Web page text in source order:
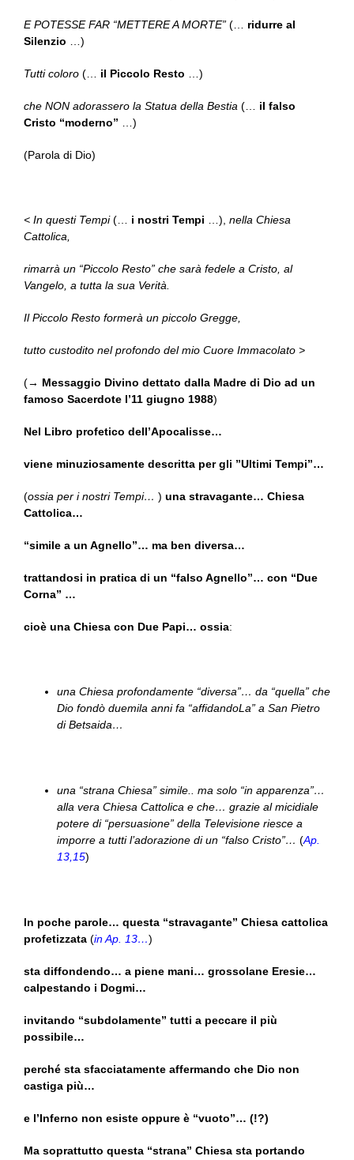
E POTESSE FAR “METTERE A MORTE” (… ridurre al
Silenzio …)
Tutti coloro (… il Piccolo Resto …)
che NON adorassero la Statua della Bestia (… il falso
Cristo “moderno” …)
(Parola di Dio)
< In questi Tempi(… i nostri Tempi …), nella Chiesa
Cattolica,
rimarrà un “Piccolo Resto” che sarà fedele a Cristo, al
Vangelo, a tutta la sua Verità.
Il Piccolo Resto formerà un piccolo Gregge,
tutto custodito nel profondo del mio Cuore Immacolato >
(→ Messaggio Divino dettato dalla Madre di Dio ad un
famoso Sacerdote l’11 giugno 1988)
Nel Libro profetico dell’Apocalisse…
viene minuziosamente descritta per gli ”Ultimi Tempi”…
(ossia per i nostri Tempi… ) una stravagante… Chiesa
Cattolica…
“simile a un Agnello”… ma ben diversa…
trattandosi in pratica di un “falso Agnello”… con “Due
Corna” …
cioè una Chiesa con Due Papi… ossia:
una Chiesa profondamente “diversa”… da “quella” che
Dio fondò duemila anni fa “affidandoLa” a San Pietro
di Betsaida…
una “strana Chiesa” simile.. ma solo “in apparenza”…
alla vera Chiesa Cattolica e che… grazie al micidiale
potere di “persuasione” della Televisione riesce a
imporre a tutti l’adorazione di un “falso Cristo”… (Ap.
13,15)
In poche parole… questa “stravagante” Chiesa cattolica
profetizzata (in Ap. 13…)
sta diffondendo… a piene mani… grossolane Eresie…
calpestando i Dogmi…
invitando “subdolamente” tutti a peccare il più
possibile…
perché sta sfacciatamente affermando che Dio non
castiga più…
e l’Inferno non esiste oppure è “vuoto”… (!?)
Ma soprattutto questa “strana” Chiesa sta portando